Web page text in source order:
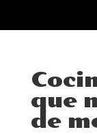
que
de